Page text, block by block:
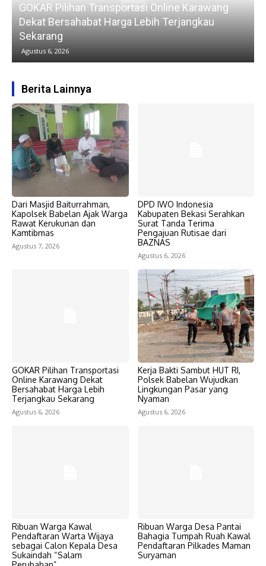
GOKAR Pilihan Transportasi Online Karawang
Dekat Bersahabat Harga Lebih Terjangkau
Sekarang
Agustus 6, 2026
Berita Lainnya
Dari Masjid Baiturrahman,
Kapolsek Babelan Ajak Warga
Rawat Kerukunan dan
Kamtibmas
Agustus 7, 2026
DPD IWO Indonesia
Kabupaten Bekasi Serahkan
Surat Tanda Terima
Pengajuan Rutisae dari
BAZNAS
Agustus 6, 2026
GOKAR Pilihan Transportasi
Online Karawang Dekat
Bersahabat Harga Lebih
Terjangkau Sekarang
Agustus 6, 2026
Kerja Bakti Sambut HUT RI,
Polsek Babelan Wujudkan
Lingkungan Pasar yang
Nyaman
Agustus 6, 2026
Ribuan Warga Kawal
Pendaftaran Warta Wijaya
sebagai Calon Kepala Desa
Sukaindah “Salam
Ribuan Warga Desa Pantai
Bahagia Tumpah Ruah Kawal
Pendaftaran Pilkades Maman
Suryaman